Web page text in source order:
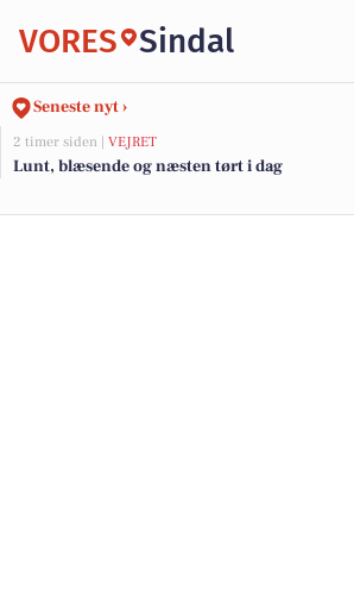
VORES Sindal
Seneste nyt ›
2 timer siden | VEJRET
Lunt, blæsende og næsten tørt i dag